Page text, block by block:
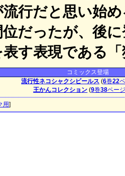
流行だと思い始
位だったが、後
表す表現である
コミックス登場
流行性ネコシャクシビールス (6巻22
王かんコレクション (9巻38ペー
用]